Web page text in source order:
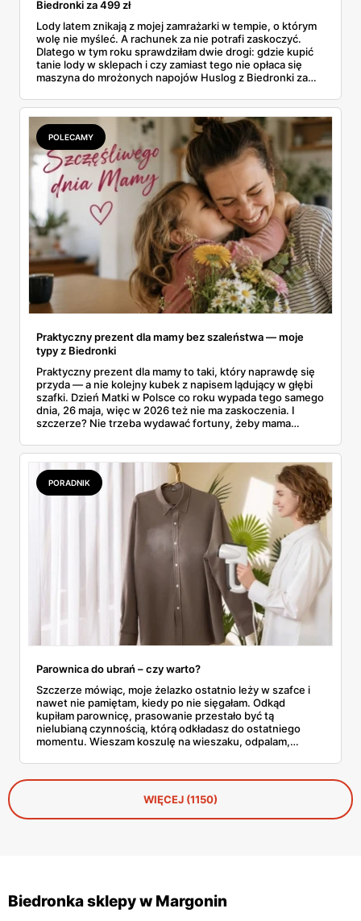
Biedronki za 499 zł
Lody latem znikają z mojej zamrażarki w tempie, o którym
wolę nie myśleć. A rachunek za nie potrafi zaskoczyć.
Dlatego w tym roku sprawdziłam dwie drogi: gdzie kupić
tanie lody w sklepach i czy zamiast tego nie opłaca się
maszyna do mrożonych napojów Huslog z Biedronki za
kawę w domu, bez wychodzenia po nie do sklepu.
Postanowiłam policzyć, kiedy naprawdę się to zwraca.
POLECAMY
Praktyczny prezent dla mamy bez szaleństwa — moje
typy z Biedronki
Praktyczny prezent dla mamy to taki, który naprawdę się
przyda — a nie kolejny kubek z napisem lądujący w głębi
szafki. Dzień Matki w Polsce co roku wypada tego samego
dnia, 26 maja, więc w 2026 też nie ma zaskoczenia. I
szczerze? Nie trzeba wydawać fortuny, żeby mama
ważną od 21 do 30 maja i wynotowałam to, co sama
wrzuciłabym do koszyka bez wahania: kosmetyki, perfumy
i drobiazgi, które kobiety faktycznie zużywają. Ceny
zaczynają się od kilkunastu złotych, a efekt bywa lepszy
niż niejeden droższy zestaw.
PORADNIK
Parownica do ubrań – czy warto?
Szczerze mówiąc, moje żelazko ostatnio leży w szafce i
nawet nie pamiętam, kiedy po nie sięgałam. Odkąd
kupiłam parownicę, prasowanie przestało być tą
nielubianą czynnością, którą odkładasz do ostatniego
momentu. Wieszam koszulę na wieszaku, odpalam,
zaczyna się problem, bo parownic jest na rynku
zatrzęsienie, a nie każda robi to, co obiecuje producent.
WIĘCEJ (1150)
Biedronka sklepy w Margonin